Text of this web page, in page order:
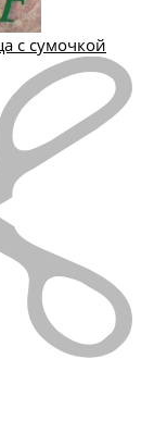
с сумочкой